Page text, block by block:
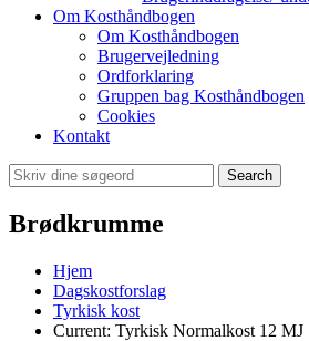
Om Kosthåndbogen
Om Kosthåndbogen
Brugervejledning
Ordforklaring
Gruppen bag Kosthåndbogen
Cookies
Kontakt
Search
Brødkrumme
Hjem
Dagskostforslag
Tyrkisk kost
Current: Tyrkisk Normalkost 12 MJ